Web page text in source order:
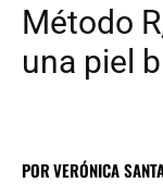
Método
una piel
PORVERÓNICA